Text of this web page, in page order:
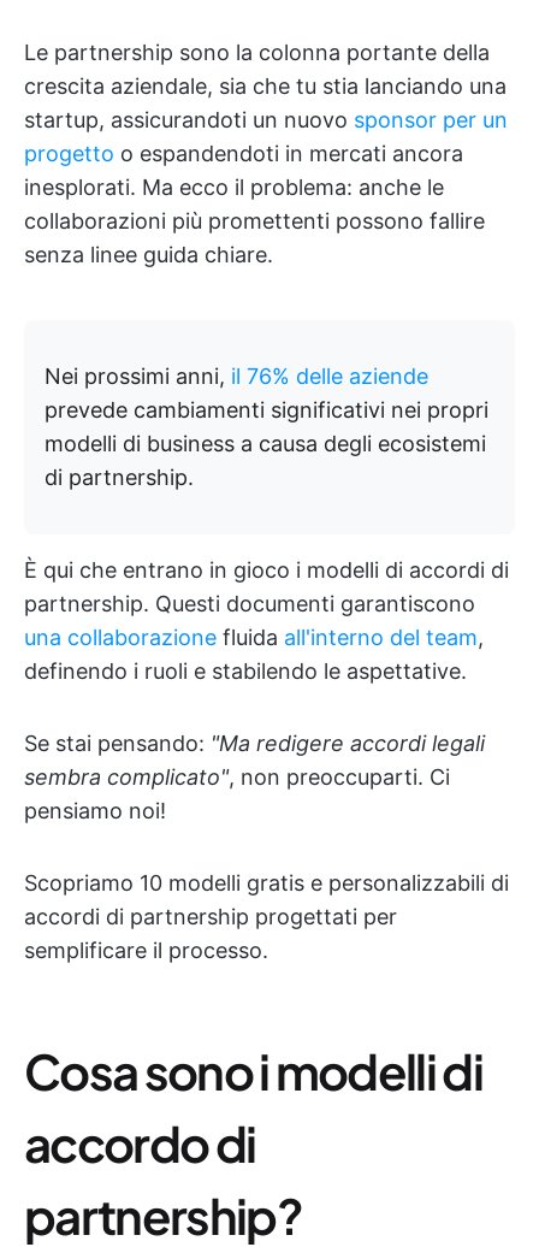
Le partnership sono la colonna portante della
crescita aziendale, sia che tu stia lanciando una
startup, assicurandoti un nuovo sponsor per un
progetto o espandendoti in mercati ancora
inesplorati. Ma ecco il problema: anche le
collaborazioni più promettenti possono fallire
senza linee guida chiare.
Nei prossimi anni, il 76% delle aziende
prevede cambiamenti significativi nei propri
modelli di business a causa degli ecosistemi
di partnership.
È qui che entrano in gioco i modelli di accordi di
partnership. Questi documenti garantiscono
una collaborazione fluida all'interno del team,
definendo i ruoli e stabilendo le aspettative.
Se stai pensando: "Ma redigere accordi legali
sembra complicato", non preoccuparti. Ci
pensiamo noi!
Scopriamo 10 modelli gratis e personalizzabili di
accordi di partnership progettati per
semplificare il processo.
Cosa sono i modelli di
accordo di
partnership?